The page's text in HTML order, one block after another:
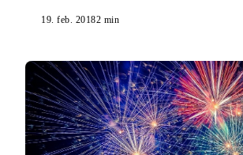
19. feb. 20182 min